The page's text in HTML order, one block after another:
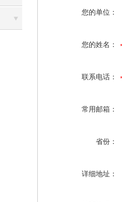
您的单位：
您的姓名：
联系电话：
常用邮箱：
省份：
详细地址：